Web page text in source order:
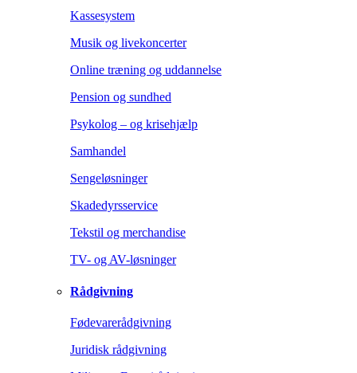
Kassesystem
Musik og livekoncerter
Online træning og uddannelse
Pension og sundhed
Psykolog – og krisehjælp
Samhandel
Sengeløsninger
Skadedyrsservice
Tekstil og merchandise
TV- og AV-løsninger
Rådgivning
Fødevarerådgivning
Juridisk rådgivning